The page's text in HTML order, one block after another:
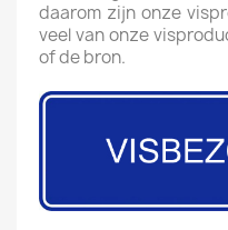
daarom zijn onze
veel van onze
of de bron.